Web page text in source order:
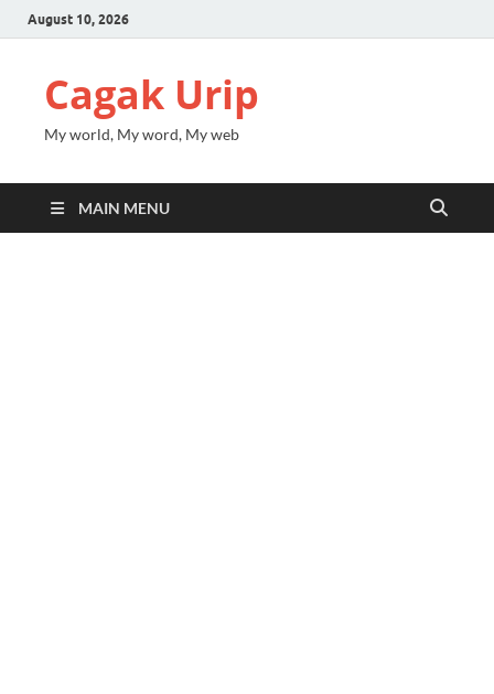
August 10, 2026
Cagak Urip
My world, My word, My web
MAIN MENU